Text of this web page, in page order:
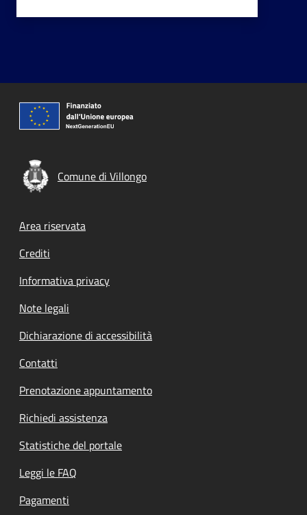
Comune di Villongo
Footer menu
Area riservata
Crediti
Informativa privacy
Note legali
Dichiarazione di accessibilità
Contatti
Prenotazione appuntamento
Richiedi assistenza
Statistiche del portale
Leggi le FAQ
Pagamenti